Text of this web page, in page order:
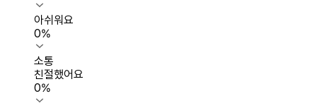
아쉬워요
0%
소통
친절했어요
0%